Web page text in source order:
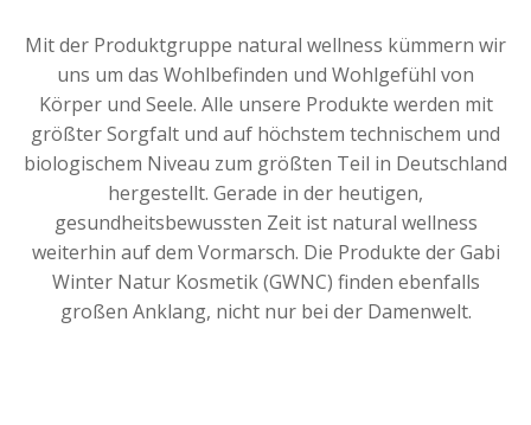
Mit der Produktgruppe natural wellness kümmern wir
uns um das Wohlbefinden und Wohlgefühl von
Körper und Seele. Alle unsere Produkte werden mit
größter Sorgfalt und auf höchstem technischem und
biologischem Niveau zum größten Teil in Deutschland
hergestellt. Gerade in der heutigen,
gesundheitsbewussten Zeit ist natural wellness
weiterhin auf dem Vormarsch. Die Produkte der Gabi
Winter Natur Kosmetik (GWNC) finden ebenfalls
großen Anklang, nicht nur bei der Damenwelt.